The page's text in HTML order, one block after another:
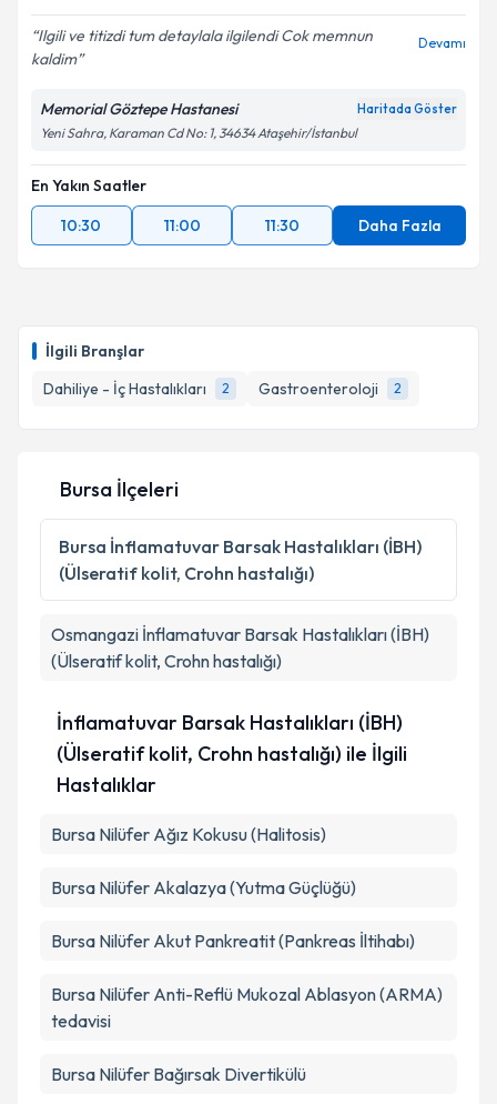
İlgili Branşlar
Dahiliye - İç Hastalıkları
2 Gastroenteroloji 2
Ilgili ve titizdi tum detaylala ilgilendi Cok memnun
kaldim
Devamı
Memorial Göztepe Hastanesi Haritada Göster
Yeni Sahra, Karaman Cd No: 1, 34634 Ataşehir/İstanbul
En Yakın Saatler
10:30
11:00 11:30 Daha Fazla
Bursa İlçeleri
Bursa İnflamatuvar Barsak Hastalıkları (İBH)
(Ülseratif kolit, Crohn hastalığı)
Osmangazi İnflamatuvar Barsak Hastalıkları (İBH)
(Ülseratif kolit, Crohn hastalığı)
İnflamatuvar Barsak Hastalıkları (İBH)
(Ülseratif kolit, Crohn hastalığı) ile İlgili
Hastalıklar
Bursa Nilüfer Ağız Kokusu (Halitosis)
Bursa Nilüfer Akalazya (Yutma Güçlüğü)
Bursa Nilüfer Akut Pankreatit (Pankreas İltihabı)
Bursa Nilüfer Anti-Reflü Mukozal Ablasyon (ARMA)
tedavisi
Bursa Nilüfer Bağırsak Divertikülü